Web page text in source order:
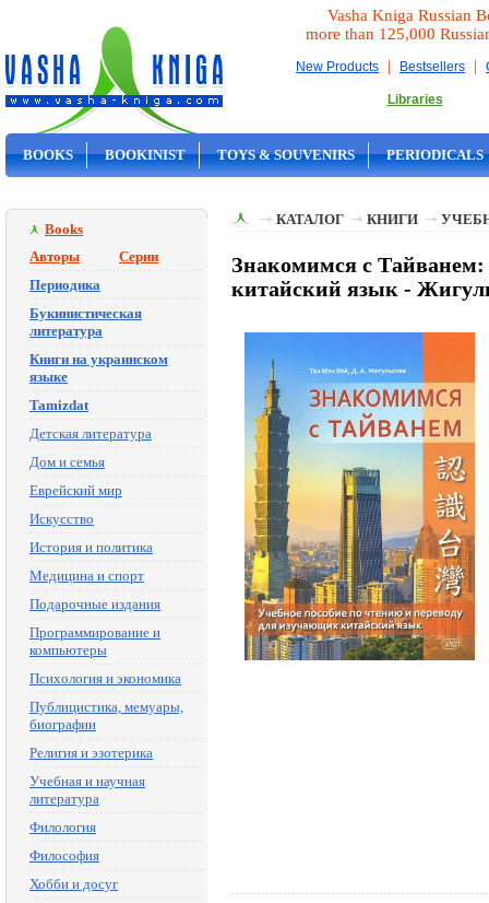
Vasha Kniga Russian
more than 125,000
New Products | Bestsellers |
Libraries
BOOKS BOOKINIST TOYS & SOUVENIRS PERIODICALS
Books
Авторы
Серии
Периодика
Букинистическая
литература
Книги на украинском
языке
Tamizdat
Детская литература
Дом и семья
Еврейский мир
Искусство
История и политика
Медицина и спорт
Подарочные издания
Программирование и
компьютеры
Психология и экономика
Публицистика, мемуары,
биографии
Религия и эзотерика
Учебная и научная
литература
Филология
Философия
Хобби и досуг
КАТАЛОГ КНИГИ
Знакомимся с Тайванем:
китайский язык -